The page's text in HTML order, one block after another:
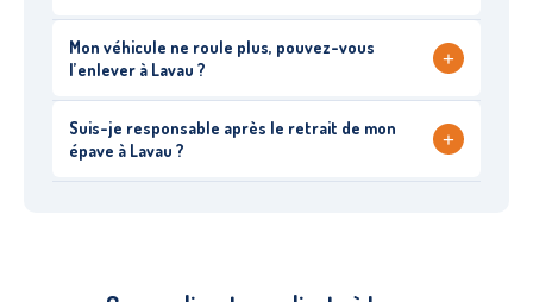
Mon véhicule ne roule plus, pouvez-vous
l’enlever à Lavau ?
+
Suis-je responsable après le retrait de mon
épave à Lavau ?
+